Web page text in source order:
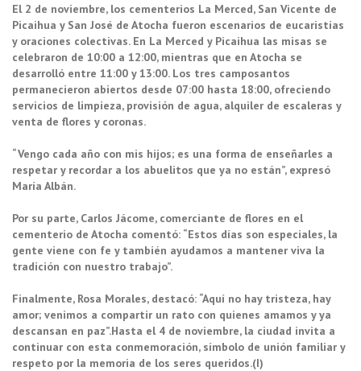
El 2 de noviembre, los cementerios La Merced, San Vicente de
Picaihua y San José de Atocha fueron escenarios de eucaristías
y oraciones colectivas. En La Merced y Picaihua las misas se
celebraron de 10:00 a 12:00, mientras que en Atocha se
desarrolló entre 11:00 y 13:00. Los tres camposantos
permanecieron abiertos desde 07:00 hasta 18:00, ofreciendo
servicios de limpieza, provisión de agua, alquiler de escaleras y
venta de flores y coronas.
“Vengo cada año con mis hijos; es una forma de enseñarles a
respetar y recordar a los abuelitos que ya no están”, expresó
María Albán.
Por su parte, Carlos Jácome, comerciante de flores en el
cementerio de Atocha comentó: “Estos días son especiales, la
gente viene con fe y también ayudamos a mantener viva la
tradición con nuestro trabajo”.
Finalmente, Rosa Morales, destacó: “Aquí no hay tristeza, hay
amor; venimos a compartir un rato con quienes amamos y ya
descansan en paz”.Hasta el 4 de noviembre, la ciudad invita a
continuar con esta conmemoración, símbolo de unión familiar y
respeto por la memoria de los seres queridos.(I)